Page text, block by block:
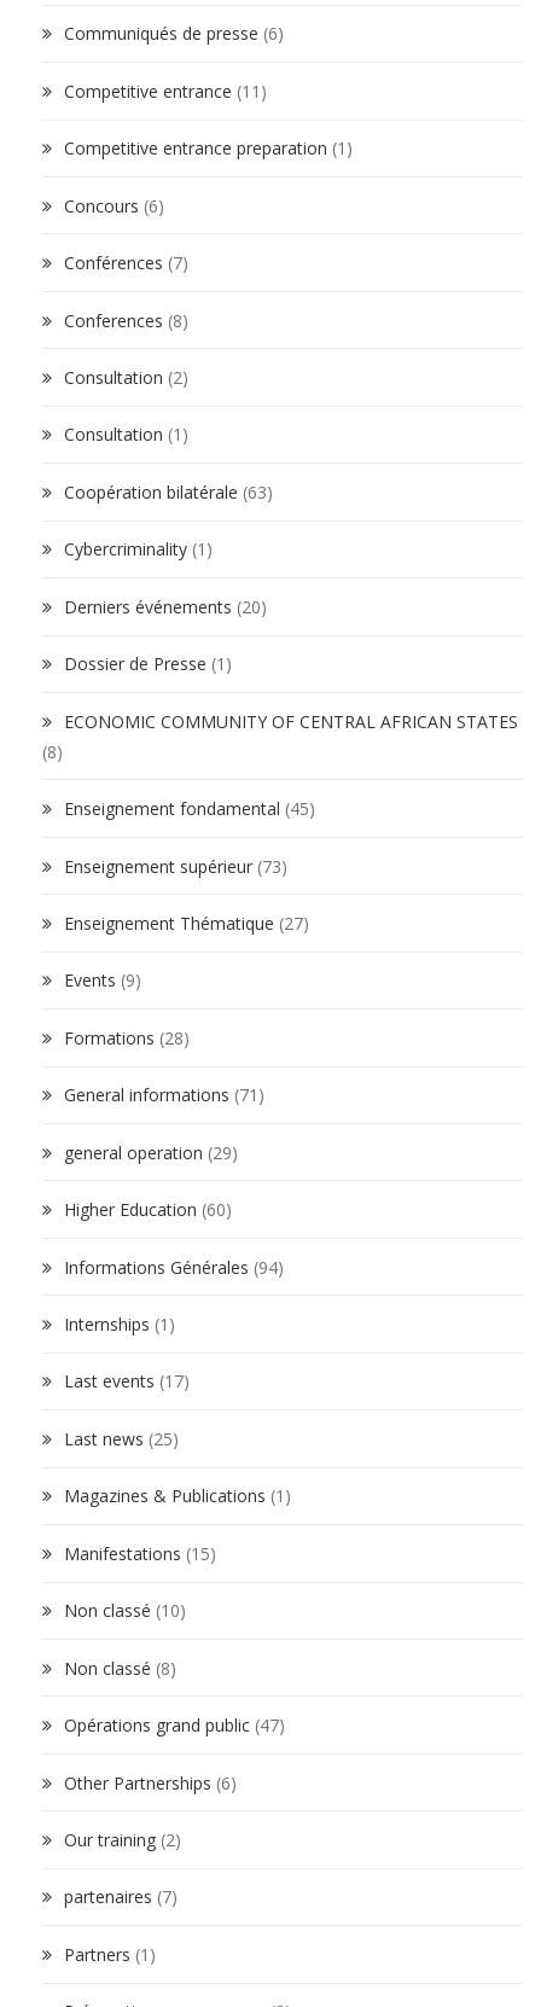
Communiqués de presse (6)
Competitive entrance (11)
Competitive entrance preparation (1)
Concours (6)
Conférences (7)
Conferences (8)
Consultation (2)
Consultation (1)
Coopération bilatérale (63)
Cybercriminality (1)
Derniers événements (20)
Dossier de Presse (1)
ECONOMIC COMMUNITY OF CENTRAL AFRICAN STATES
(8)
Enseignement fondamental (45)
Enseignement supérieur (73)
Enseignement Thématique (27)
Events (9)
Formations (28)
General informations (71)
general operation (29)
Higher Education (60)
Informations Générales (94)
Internships (1)
Last events (17)
Last news (25)
Magazines & Publications (1)
Manifestations (15)
Non classé (10)
Non classé (8)
Opérations grand public (47)
Other Partnerships (6)
Our training (2)
partenaires (7)
Partners (1)